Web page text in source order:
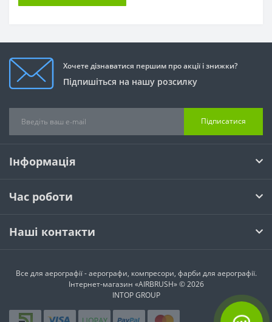
Хочете дізнаватися першим про акції і знижки?
Підпишіться на нашу розсилку
Підписатися
Інформація
Час роботи
Наші контакти
Все для аерографії - аерографи, компресори, фарби для аерографії.
Інтернет-магазин «AIRBRUSH» © 2026
INTOP GROUP